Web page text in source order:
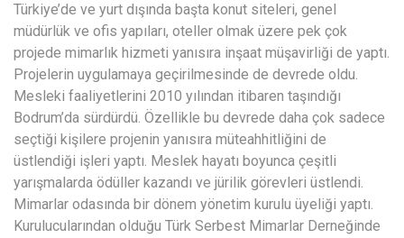
Türkiye’de ve yurt dışında başta konut siteleri, genel
müdürlük ve ofis yapıları, oteller olmak üzere pek çok
projede mimarlık hizmeti yanısıra inşaat müşavirliği de yaptı.
Projelerin uygulamaya geçirilmesinde de devrede oldu.
Mesleki faaliyetlerini 2010 yılından itibaren taşındığı
Bodrum’da sürdürdü. Özellikle bu devrede daha çok sadece
seçtiği kişilere projenin yanısıra müteahhitliğini de
üstlendiği işleri yaptı. Meslek hayatı boyunca çeşitli
yarışmalarda ödüller kazandı ve jürilik görevleri üstlendi.
Mimarlar odasında bir dönem yönetim kurulu üyeliği yaptı.
Kurulucularından olduğu Türk Serbest Mimarlar Derneğinde